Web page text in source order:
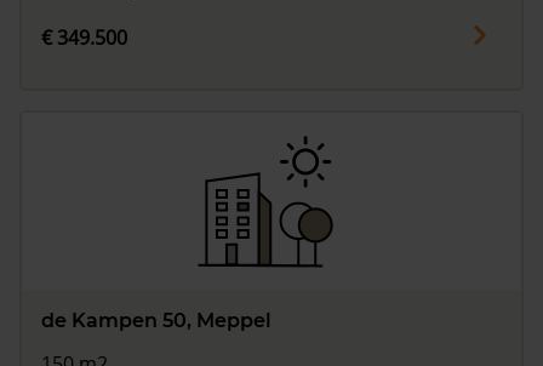
€ 349.500
de Kampen 50, Meppel